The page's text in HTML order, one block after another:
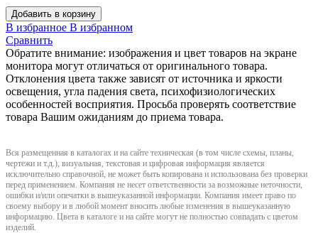
Добавить в корзину
В избранное В избранном
Сравнить
Обратите внимание: изображения и цвет товаров на экране
монитора могут отличаться от оригинального товара.
Отклонения цвета также зависят от источника и яркости
освещения, угла падения света, психофизиологических
особенностей восприятия. Просьба проверять соответствие
товара Вашим ожиданиям до приема товара.
Вся размещенная в каталогах и на сайте техническая (в том числе схемы, планы,
чертежи и т.д.), визуальная, текстовая и цифровая информация является
исключительно справочной, не может быть копирована и использована без проверки
перед применением. Компания не несет ответственности за возможные неточности,
ошибки и/или опечатки в вышеуказанной информации. Компания имеет право по
своему выбору и в любой момент вносить любые изменения в вышеуказанную
информацию. Цвета в каталоге и на сайте могут не полностью совпадать с цветом
изделий.